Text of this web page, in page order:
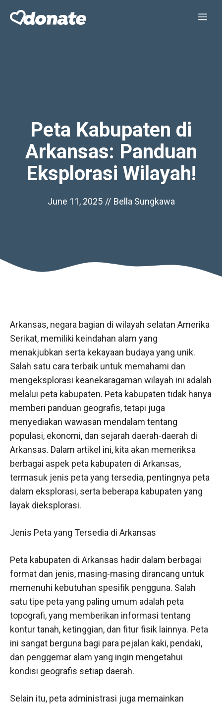
Peta Kabupaten di
Arkansas: Panduan
Eksplorasi Wilayah!
June 11, 2025 // Bella Sungkawa
Arkansas, negara bagian di wilayah selatan Amerika
Serikat, memiliki keindahan alam yang
menakjubkan serta kekayaan budaya yang unik.
Salah satu cara terbaik untuk memahami dan
mengeksplorasi keanekaragaman wilayah ini adalah
melalui peta kabupaten. Peta kabupaten tidak hanya
memberi panduan geografis, tetapi juga
menyediakan wawasan mendalam tentang
populasi, ekonomi, dan sejarah daerah-daerah di
Arkansas. Dalam artikel ini, kita akan memeriksa
berbagai aspek peta kabupaten di Arkansas,
termasuk jenis peta yang tersedia, pentingnya peta
dalam eksplorasi, serta beberapa kabupaten yang
layak dieksplorasi.
Jenis Peta yang Tersedia di Arkansas
Peta kabupaten di Arkansas hadir dalam berbagai
format dan jenis, masing-masing dirancang untuk
memenuhi kebutuhan spesifik pengguna. Salah
satu tipe peta yang paling umum adalah peta
topografi, yang memberikan informasi tentang
kontur tanah, ketinggian, dan fitur fisik lainnya. Peta
ini sangat berguna bagi para pejalan kaki, pendaki,
dan penggemar alam yang ingin mengetahui
kondisi geografis setiap daerah.
Selain itu, peta administrasi juga memainkan